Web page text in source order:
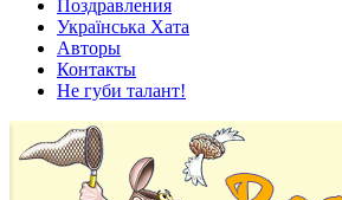
Поздравления
Українська Хата
Авторы
Контакты
Не губи талант!